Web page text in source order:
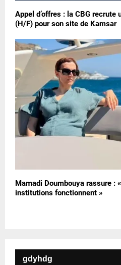
Appel d’offres : la CBG
(H/F) pour son site de Kamsar
Mamadi Doumbouya rassure :
institutions fonctionnent »
gdyhdg